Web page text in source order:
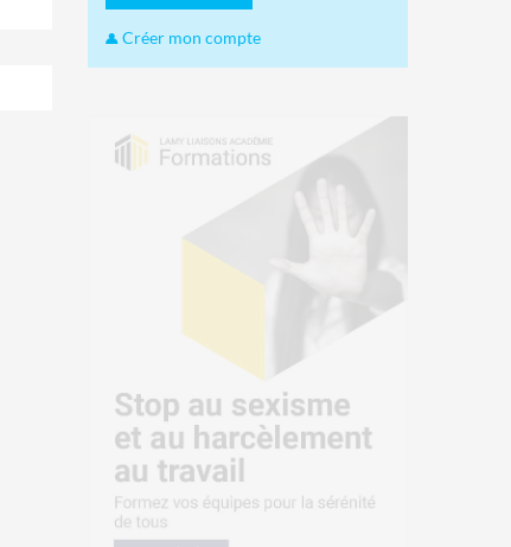
Créer mon compte